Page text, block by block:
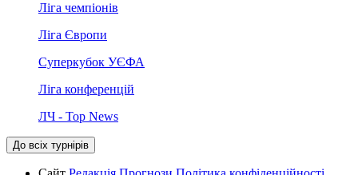
Ліга чемпіонів
Ліга Європи
Суперкубок УЄФА
Ліга конференцій
ЛЧ - Top News
До всіх турнірів